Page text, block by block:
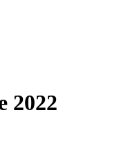
2022